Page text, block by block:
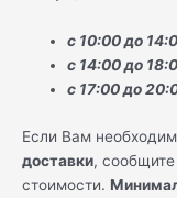
с 10:00 до
с 14:00 до
с 17:00 до
Если Вам
доставки,
стоимости.